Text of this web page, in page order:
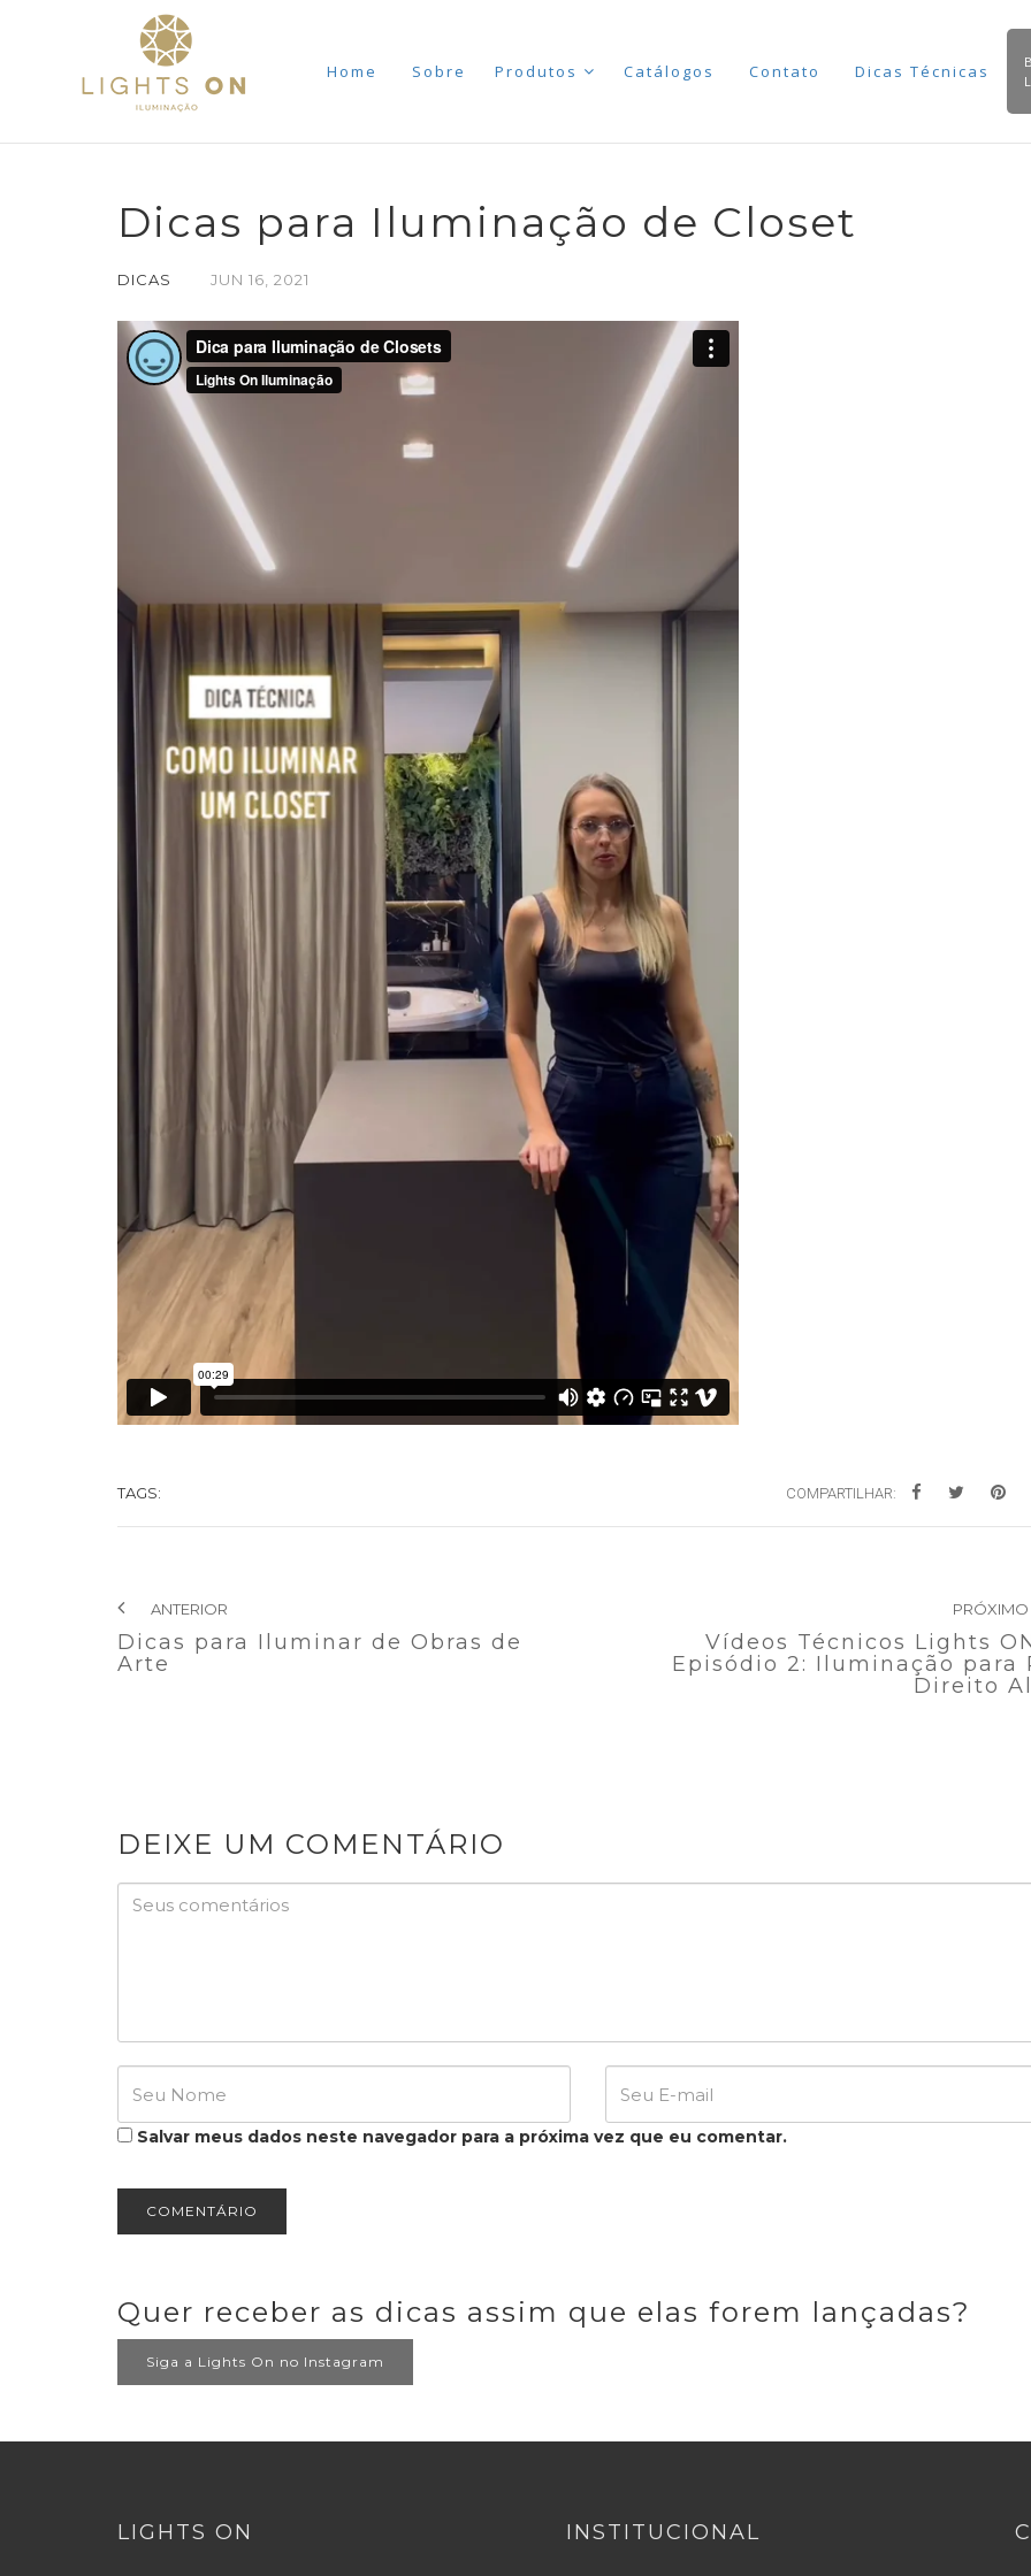
Home Sobre Produtos Catálogos Contato Dicas Técnicas
Dicas para Iluminação de Closet
DICAS JUN 16, 2021
TAGS: COMPARTILHAR:
ANTERIOR
Dicas para Iluminar de Obras de
Arte
PRÓXIMO
Vídeos Técnicos Lights
Episódio 2: Iluminação para
Direito
DEIXE UM COMENTÁRIO
Salvar meus dados neste navegador para a próxima vez que eu comentar.
Quer receber as dicas assim que elas forem lançadas?
Siga a Lights On no Instagram
LIGHTS ON INSTITUCIONAL